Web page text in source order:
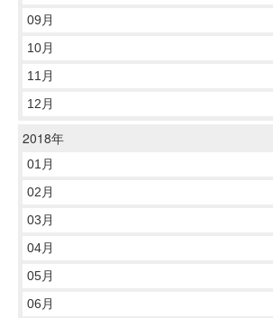
09月
10月
11月
12月
2018年
01月
02月
03月
04月
05月
06月